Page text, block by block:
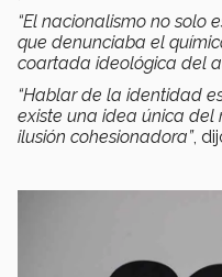
“El nacionalismo no solo
que denunciaba el
coartada ideológica del
“Hablar de la identidad
existe una idea única del
ilusión cohesionadora”,